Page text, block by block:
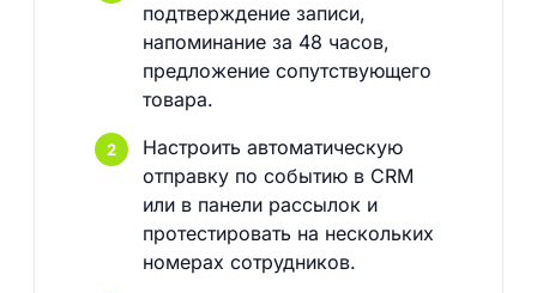
подтверждение записи,
напоминание за 48 часов,
предложение сопутствующего
товара.
Настроить автоматическую
отправку по событию в CRM
или в панели рассылок и
протестировать на нескольких
номерах сотрудников.